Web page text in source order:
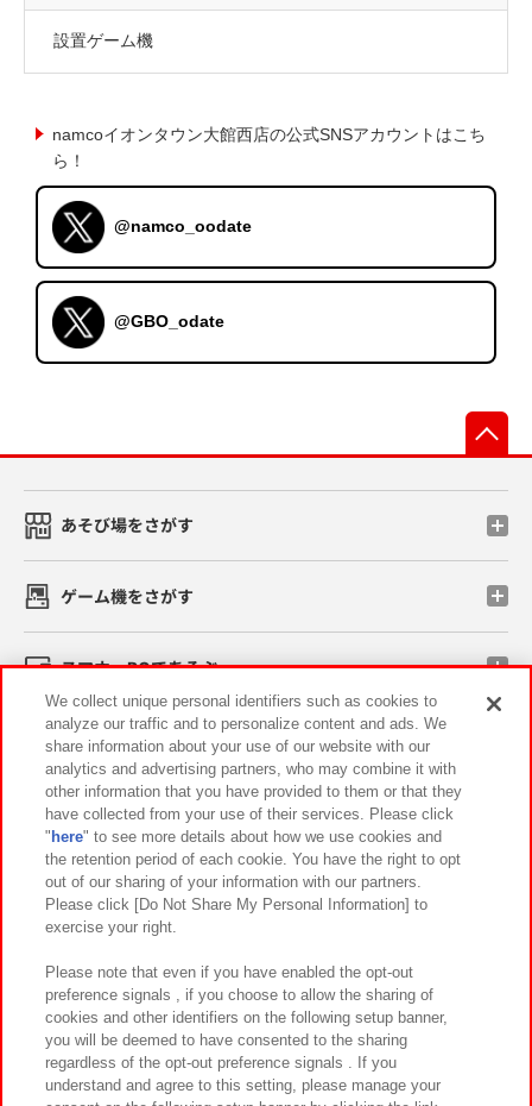
設置ゲーム機
namcoイオンタウン大館西店の公式SNSアカウントはこち
ら！
@namco_oodate
@GBO_odate
あそび場をさがす
ゲーム機をさがす
スマホ・PCであそぶ
イベント・キャンペーン
関連会社 サステナビリティ サイトポリシー
プライバシーポリシー ウェブアクセシビリティ方針と検証結果
お取引先さまとともに
カスタマーハラスメント対応方針 よくあるご質問・お問い合わせ
We collect unique personal identifiers such as cookies to
analyze our traffic and to personalize content and ads. We
share information about your use of our website with our
analytics and advertising partners, who may combine it with
other information that you have provided to them or that they
have collected from your use of their services. Please click
" here" to see more details about how we use cookies and
the retention period of each cookie. You have the right to opt
out of our sharing of your information with our partners.
Please click [Do Not Share My Personal Information] to
exercise your right.
Please note that even if you have enabled the opt-out
preference signals , if you choose to allow the sharing of
cookies and other identifiers on the following setup banner,
you will be deemed to have consented to the sharing
regardless of the opt-out preference signals . If you
understand and agree to this setting, please manage your